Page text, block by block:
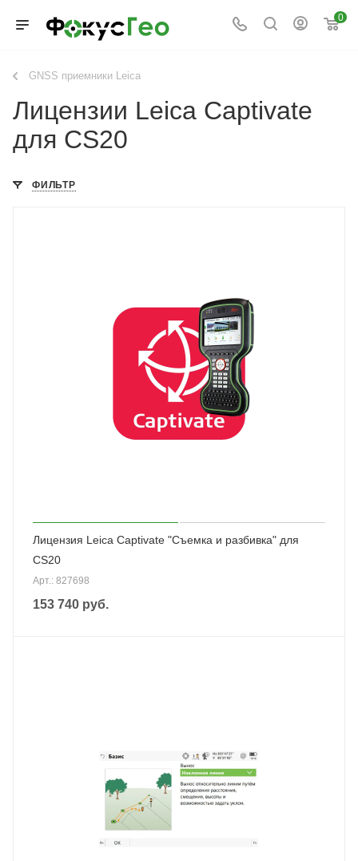
0
GNSS приемники Leica
Лицензии Leica Captivate
для CS20
ФИЛЬТР
Лицензия Leica Captivate "Съемка и разбивка" для
CS20
Арт.: 827698
153 740 руб.